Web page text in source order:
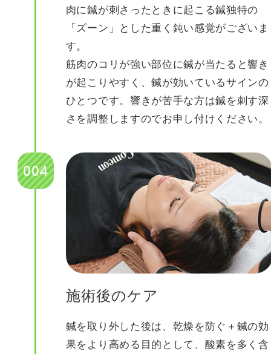
肉に鍼が刺さったときに起こる鍼独特の
「ズーン」とした重く鈍い感覚がございま
す。
筋肉のコリが強い部位に鍼が当たると響き
が起こりやすく、鍼が効いているサインの
ひとつです。響きが苦手な方は鍼を刺す深
さを調整しますのでお申し付けください。
004
施術後のケア
鍼を取り外した後は、乾燥を防ぐ＋鍼の効
果をより高める目的として、酸素を多く含